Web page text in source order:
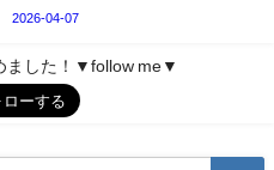
2026-04-07
ました！▼follow me▼